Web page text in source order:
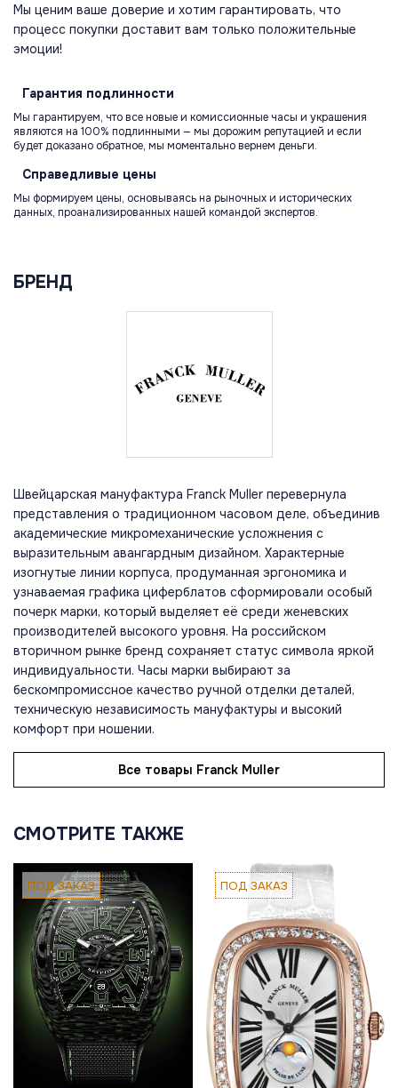
Мы ценим ваше доверие и хотим гарантировать, что
процесс покупки доставит вам только положительные
эмоции!
Гарантия подлинности
Мы гарантируем, что все новые и комиссионные часы и украшения
являются на 100% подлинными — мы дорожим репутацией и если
будет доказано обратное, мы моментально вернем деньги.
Справедливые цены
Мы формируем цены, основываясь на рыночных и исторических
данных, проанализированных нашей командой экспертов.
БРЕНД
Швейцарская мануфактура Franck Muller перевернула
представления о традиционном часовом деле, объединив
академические микромеханические усложнения с
выразительным авангардным дизайном. Характерные
изогнутые линии корпуса, продуманная эргономика и
узнаваемая графика циферблатов сформировали особый
почерк марки, который выделяет её среди женевских
производителей высокого уровня. На российском
вторичном рынке бренд сохраняет статус символа яркой
индивидуальности. Часы марки выбирают за
бескомпромиссное качество ручной отделки деталей,
техническую независимость мануфактуры и высокий
комфорт при ношении.
Все товары Franck Muller
СМОТРИТЕ ТАКЖЕ
ПОД ЗАКАЗ ПОД ЗАКАЗ